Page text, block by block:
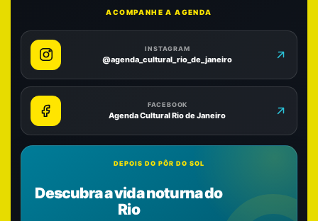
ACOMPANHE A AGENDA
INSTAGRAM
@agenda_cultural_rio_de_janeiro
FACEBOOK
Agenda Cultural Rio de Janeiro
DEPOIS DO PÔR DO SOL
Descubra a vida noturna do
Rio